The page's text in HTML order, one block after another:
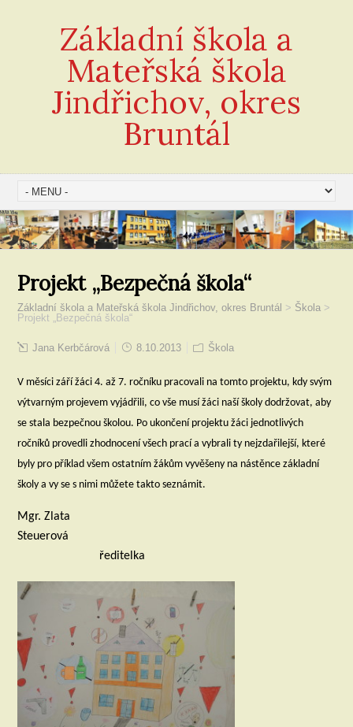
Základní škola a
Mateřská škola
Jindřichov, okres
Bruntál
Projekt „Bezpečná škola“
Základní škola a Mateřská škola Jindřichov, okres Bruntál > Škola >
Projekt „Bezpečná škola“
Jana Kerbčárová 8.10.2013 Škola
V měsíci září žáci 4. až 7. ročníku pracovali na tomto projektu, kdy svým
výtvarným projevem vyjádřili, co vše musí žáci naší školy dodržovat, aby
se stala bezpečnou školou. Po ukončení projektu žáci jednotlivých
ročníků provedli zhodnocení všech prací a vybrali ty nejzdařilejší, které
byly pro příklad všem ostatním žákům vyvěšeny na nástěnce základní
školy a vy se s nimi můžete takto seznámit.
Mgr. Zlata
Steuerová
ředitelka